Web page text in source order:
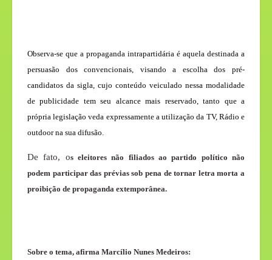
Observa-se que a propaganda intrapartidária é aquela destinada a
persuasão dos convencionais, visando a escolha dos pré-
candidatos da sigla, cujo conteúdo veiculado nessa modalidade
de publicidade tem seu alcance mais reservado, tanto que a
própria legislação veda expressamente a utilização da TV, Rádio e
outdoor na sua difusão.
De fato, os eleitores não filiados ao partido político não
podem participar das prévias sob pena de tornar letra morta a
proibição de propaganda extemporânea.
Sobre o tema, afirma Marcílio Nunes Medeiros: